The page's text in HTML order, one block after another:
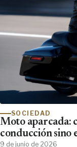
SOCIEDAD
Moto aparcada:
conducción sino
9 de junio de 2026